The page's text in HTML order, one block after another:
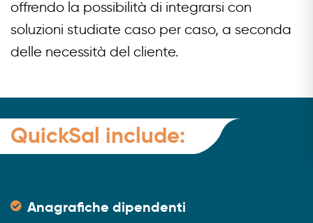
offrendo la possibilità di integrarsi con
soluzioni studiate caso per caso, a seconda
delle necessità del cliente.
QuickSal include:
Anagrafiche dipendenti